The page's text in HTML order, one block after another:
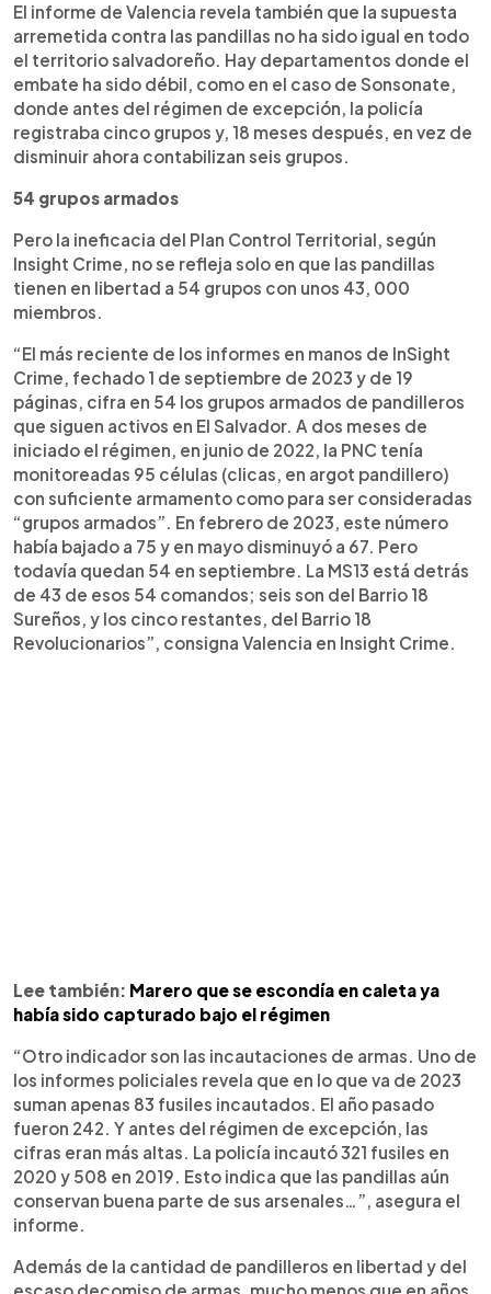
El informe de Valencia revela también que la supuesta
arremetida contra las pandillas no ha sido igual en todo
el territorio salvadoreño. Hay departamentos donde el
embate ha sido débil, como en el caso de Sonsonate,
donde antes del régimen de excepción, la policía
registraba cinco grupos y, 18 meses después, en vez de
disminuir ahora contabilizan seis grupos.
54 grupos armados
Pero la ineficacia del Plan Control Territorial, según
Insight Crime, no se refleja solo en que las pandillas
tienen en libertad a 54 grupos con unos 43, 000
miembros.
“El más reciente de los informes en manos de InSight
Crime, fechado 1 de septiembre de 2023 y de 19
páginas, cifra en 54 los grupos armados de pandilleros
que siguen activos en El Salvador. A dos meses de
iniciado el régimen, en junio de 2022, la PNC tenía
monitoreadas 95 células (clicas, en argot pandillero)
con suficiente armamento como para ser consideradas
“grupos armados”. En febrero de 2023, este número
había bajado a 75 y en mayo disminuyó a 67. Pero
todavía quedan 54 en septiembre. La MS13 está detrás
de 43 de esos 54 comandos; seis son del Barrio 18
Sureños, y los cinco restantes, del Barrio 18
Revolucionarios”, consigna Valencia en Insight Crime.
Lee también: Marero que se escondía en caleta ya
había sido capturado bajo el régimen
“Otro indicador son las incautaciones de armas. Uno de
los informes policiales revela que en lo que va de 2023
suman apenas 83 fusiles incautados. El año pasado
fueron 242. Y antes del régimen de excepción, las
cifras eran más altas. La policía incautó 321 fusiles en
2020 y 508 en 2019. Esto indica que las pandillas aún
conservan buena parte de sus arsenales…”, asegura el
informe.
Además de la cantidad de pandilleros en libertad y del